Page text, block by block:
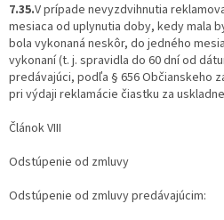
7.35.V prípade nevyzdvihnutia
mesiaca od uplynutia doby, kedy mala
bola vykonaná neskôr, do jedného
vykonaní (t. j. spravidla do 60 dní od
predávajúci, podľa § 656 Občianskeho
pri výdaji reklamácie čiastku za
Článok VIII
Odstúpenie od zmluvy
Odstúpenie od zmluvy predávajúcim: